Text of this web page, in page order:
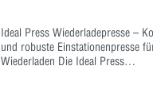
Ideal Press Wiederladepresse –
und robuste Einstationenpresse
Wiederladen Die Ideal Press